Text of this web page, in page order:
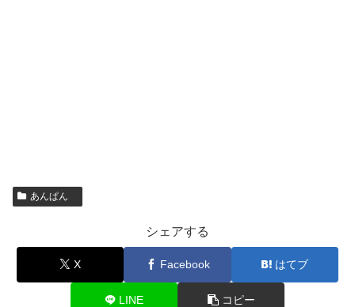
あんぱん
シェアする
X Facebook はてブ
LINE コピー